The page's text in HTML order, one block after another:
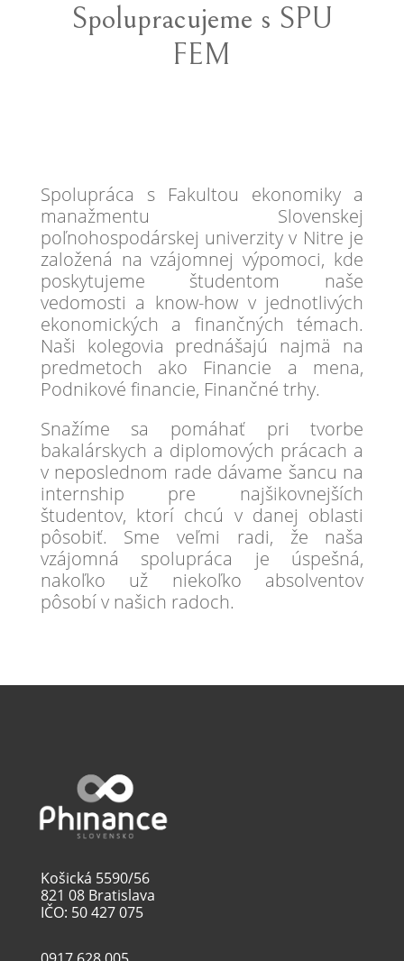
Spolupracujeme s SPU
FEM
Spolupráca s Fakultou ekonomiky a
manažmentu Slovenskej
poľnohospodárskej univerzity v Nitre je
založená na vzájomnej výpomoci, kde
poskytujeme študentom naše
vedomosti a know-how v jednotlivých
ekonomických a finančných témach.
Naši kolegovia prednášajú najmä na
predmetoch ako Financie a mena,
Podnikové financie, Finančné trhy.
Snažíme sa pomáhať pri tvorbe
bakalárskych a diplomových prácach a
v neposlednom rade dávame šancu na
internship pre najšikovnejších
študentov, ktorí chcú v danej oblasti
pôsobiť. Sme veľmi radi, že naša
vzájomná spolupráca je úspešná,
nakoľko už niekoľko absolventov
pôsobí v našich radoch.
Košická 5590/56
821 08 Bratislava
IČO: 50 427 075